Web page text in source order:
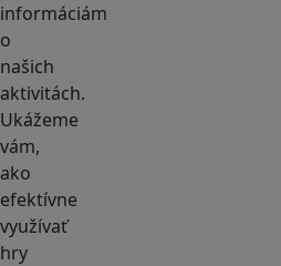
informáciám
o
našich
aktivitách.
Ukážeme
vám,
ako
efektívne
využívať
hry